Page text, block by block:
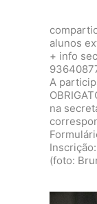
alunos
+ info
A
na
Inscrição:
(foto: